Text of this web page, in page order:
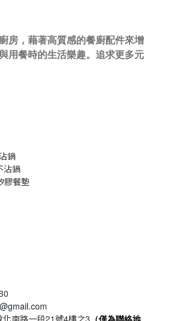
房，藉著高質感的餐廚配件來增
用餐時的生活樂趣。追求更多元
鍋
沾鍋
膠餐墊
21 4 3